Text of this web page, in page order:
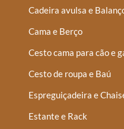
Cadeira avulsa e
Cama e Berço
Cesto cama para cão e
Cesto de roupa e Baú
Espreguiçadeira e
Estante e Rack